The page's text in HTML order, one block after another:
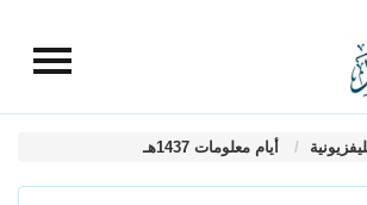
أيام معلومات 1437هـ